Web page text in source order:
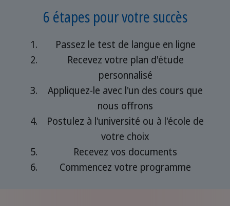
6 étapes pour votre succès
Passez le test de langue en ligne
Recevez votre plan d'étude
personnalisé
Appliquez-le avec l'un des cours que
nous offrons
Postulez à l'université ou à l'école de
votre choix
Recevez vos documents
Commencez votre programme